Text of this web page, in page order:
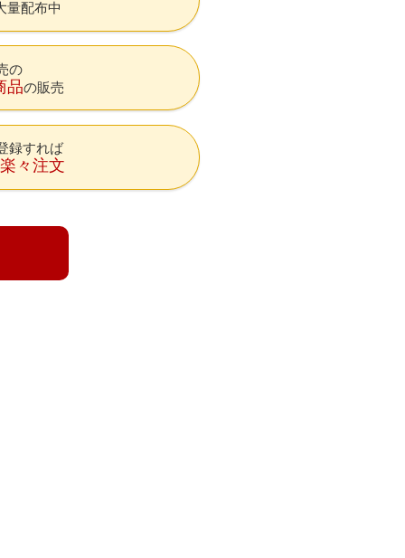
量配布中
の
品の販売
録すれば
々注文